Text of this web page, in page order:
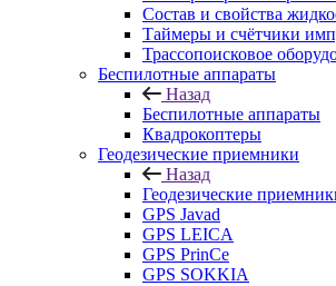
Состав и свойства
Таймеры и счётчики
Трассопоисковое
Беспилотные аппараты
Назад
Беспилотные аппараты
Квадрокоптеры
Геодезические приемники
Назад
Геодезические
GPS Javad
GPS LEICA
GPS PrinCe
GPS SOKKIA